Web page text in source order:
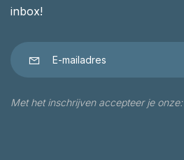
inbox!
Met het inschrijven accepteer je onze: